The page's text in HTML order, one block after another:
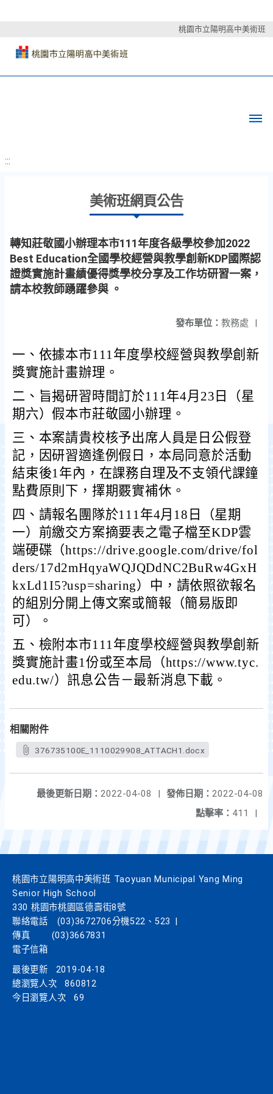
桃園市立陽明高中美術班
:::
美術班網頁公告
轉知莊敬國小辦理本市111年度各級學校參加2022
Best Education全國學校經營與教學創新KDP國際認
證獎實施計畫績優得獎學校分享及工作坊研習一案，
請本校教師踴躍參與 。
發布單位： 教務處 |
一、依據本市111年度學校經營與教學創新
獎實施計畫辦理。
二、旨揭研習時間訂於111年4月23日（星
期六）假本市莊敬國小辦理。
三、本案請貴校核予出席人員是日公假登
記，因研習適逢例假日，本局同意於活動
結束後1年內，在課務自理及不支領代課鐘
點費原則下，擇期覈實補休。
四、請報名團隊於111年4月18日（星期
一）前繳交方案摘要表之電子檔至KDP雲
端硬碟（https://drive.google.com/drive/fol
ders/17d2mHqyaWQJQDdNC2BuRw4GxH
kxLd1I5?usp=sharing）中，請依照欲報名
的組別分開上傳文案或簡報（簡易版即
可）。
五、檢附本市111年度學校經營與教學創新
獎實施計畫1份或至本局（https://www.tyc.
edu.tw/）訊息公告－最新消息下載。
相關附件
376735100E_1110029908_ATTACH1.docx
發佈日期： 2022-04-08
最後更新日期： 2022-04-08
|
點擊率： 411 |
桃園市立陽明高中美術班 Taoyuan Municipal Yang Ming
Senior High School
330 桃園市桃園區德壽街8號
聯絡電話
(03)3672706分機522、523
傳真
(03)3667831
電子信箱
最後更新
2019-04-18
總瀏覽人次
860812
今日瀏覽人次
69